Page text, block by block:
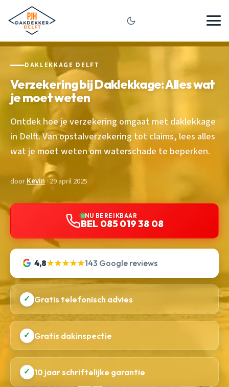
DAKLEKKAGE DELFT
Verzekering bij Daklekkage: Alles wat
je moet weten
Ontdek hoe je verzekering omgaat met daklekkage
in Delft. Van opstalverzekering tot claims, lees alles
wat je moet weten om waterschade te beperken.
doorKevin· 29 april 2025
NU BEREIKBAAR
BEL 085 019 38 08
4,8★★★★★143 Google reviews
✓ Gratis telefonisch advies
✓ Gratis dakinspectie
✓ 10 jaar schriftelijke garantie